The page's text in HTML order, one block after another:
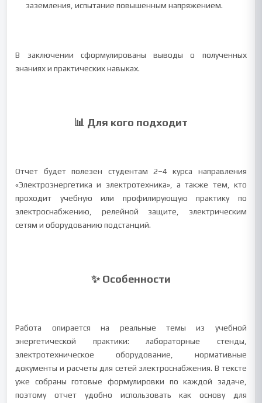
заземления, испытание повышенным напряжением.
В заключении сформулированы выводы о полученных
знаниях и практических навыках.
📊 Для кого подходит
Отчет будет полезен студентам 2–4 курса направления
«Электроэнергетика и электротехника», а также тем, кто
проходит учебную или профилирующую практику по
электроснабжению, релейной защите, электрическим
сетям и оборудованию подстанций.
✨ Особенности
Работа опирается на реальные темы из учебной
энергетической практики: лабораторные стенды,
электротехническое оборудование, нормативные
документы и расчеты для сетей электроснабжения. В тексте
уже собраны готовые формулировки по каждой задаче,
поэтому отчет удобно использовать как основу для